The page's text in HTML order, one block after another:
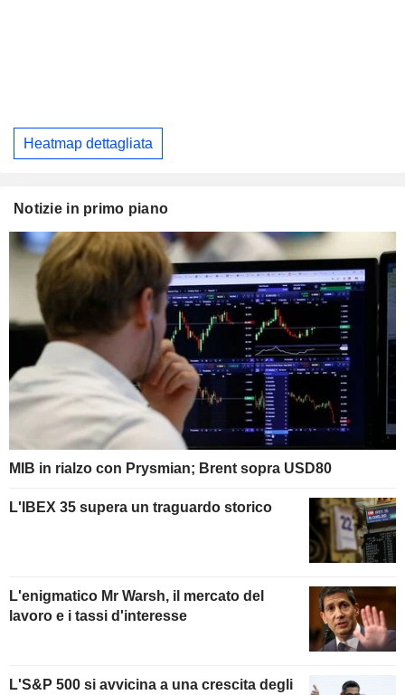
Heatmap dettagliata
Notizie in primo piano
MIB in rialzo con Prysmian; Brent sopra USD80
L'IBEX 35 supera un traguardo storico
L'enigmatico Mr Warsh, il mercato del
lavoro e i tassi d'interesse
L'S&P 500 si avvicina a una crescita degli